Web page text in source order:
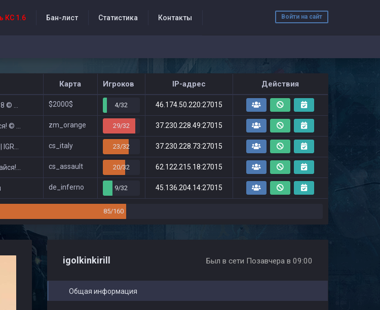
Войти на сайт
КС 1.6 Бан-лист Статистика Контакты
Карта Игроков IP-адрес Действия
$2000$ 4/32 46.174.50.220:27015
Show zm_orange 29/32 37.230.228.49:27015
ツ █ cs_italy 23/32 37.230.228.73:27015
cs_assault 20/32 62.122.215.18:27015
de_inferno 9/32 45.136.204.14:27015
85/160
igolkinkirill Был в сети Позавчера в 09:00
Общая информация